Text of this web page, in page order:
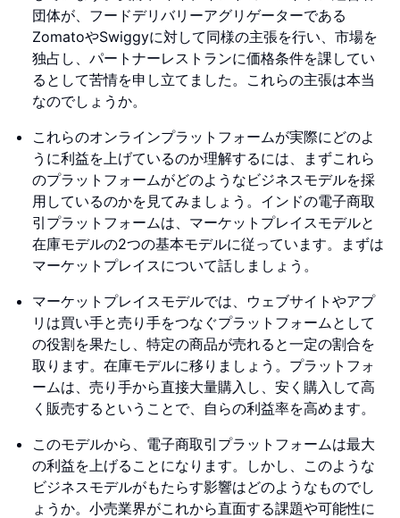
団体が、フードデリバリーアグリゲーターである
ZomatoやSwiggyに対して同様の主張を行い、市場を
独占し、パートナーレストランに価格条件を課してい
るとして苦情を申し立てました。これらの主張は本当
なのでしょうか。
これらのオンラインプラットフォームが実際にどのよ
うに利益を上げているのか理解するには、まずこれら
のプラットフォームがどのようなビジネスモデルを採
用しているのかを見てみましょう。インドの電子商取
引プラットフォームは、マーケットプレイスモデルと
在庫モデルの2つの基本モデルに従っています。まずは
マーケットプレイスについて話しましょう。
マーケットプレイスモデルでは、ウェブサイトやアプ
リは買い手と売り手をつなぐプラットフォームとして
の役割を果たし、特定の商品が売れると一定の割合を
取ります。在庫モデルに移りましょう。プラットフォ
ームは、売り手から直接大量購入し、安く購入して高
く販売するということで、自らの利益率を高めます。
このモデルから、電子商取引プラットフォームは最大
の利益を上げることになります。しかし、このような
ビジネスモデルがもたらす影響はどのようなものでし
ょうか。小売業界がこれから直面する課題や可能性に